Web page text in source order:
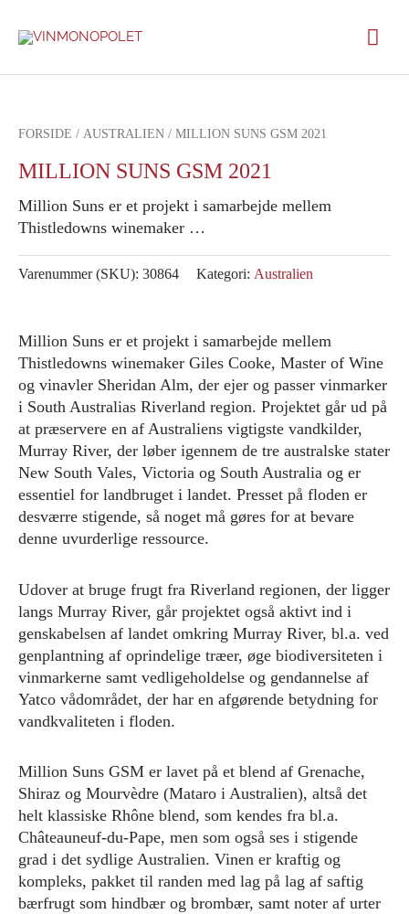
FORSIDE / AUSTRALIEN / MILLION SUNS GSM 2021
MILLION SUNS GSM 2021
Million Suns er et projekt i samarbejde mellem
Thistledowns winemaker …
Varenummer (SKU): 30864 Kategori: Australien
Million Suns er et projekt i samarbejde mellem
Thistledowns winemaker Giles Cooke, Master of Wine
og vinavler Sheridan Alm, der ejer og passer vinmarker
i South Australias Riverland region. Projektet går ud på
at præservere en af Australiens vigtigste vandkilder,
Murray River, der løber igennem de tre australske stater
New South Vales, Victoria og South Australia og er
essentiel for landbruget i landet. Presset på floden er
desværre stigende, så noget må gøres for at bevare
denne uvurderlige ressource.
Udover at bruge frugt fra Riverland regionen, der ligger
langs Murray River, går projektet også aktivt ind i
genskabelsen af landet omkring Murray River, bl.a. ved
genplantning af oprindelige træer, øge biodiversiteten i
vinmarkerne samt vedligeholdelse og gendannelse af
Yatco vådområdet, der har en afgørende betydning for
vandkvaliteten i floden.
Million Suns GSM er lavet på et blend af Grenache,
Shiraz og Mourvèdre (Mataro i Australien), altså det
helt klassiske Rhône blend, som kendes fra bl.a.
Châteauneuf-du-Pape, men som også ses i stigende
grad i det sydlige Australien. Vinen er kraftig og
kompleks, pakket til randen med lag på lag af saftig
bærfrugt som hindbær og brombær, samt noter af urter